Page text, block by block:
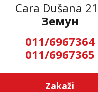
Cara Dušana
Земун
011/6967364
011/6967365
Zakaži